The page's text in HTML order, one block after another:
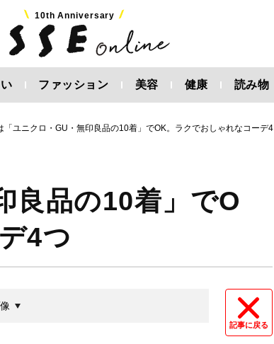
10th Anniversary
ファッション 美容 健康 読み物
「ユニクロ・GU・無印良品の10着」でOK。ラクでおしゃれなコーデ4
良品の10着」でO
4つ
記事に戻る